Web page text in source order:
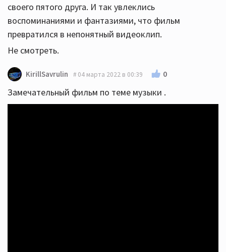
своего пятого друга. И так увлеклись
воспоминаниями и фантазиями, что фильм
превратился в непонятный видеоклип.
Не смотреть.
KirillSavrulin 04 марта 2022 в 00:39 0
Замечательный фильм по теме музыки .